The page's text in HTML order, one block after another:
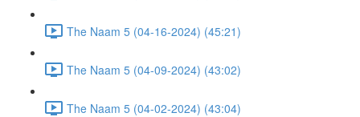
The Naam 5 (04-16-2024) (45:21)
The Naam 5 (04-09-2024) (43:02)
The Naam 5 (04-02-2024) (43:04)